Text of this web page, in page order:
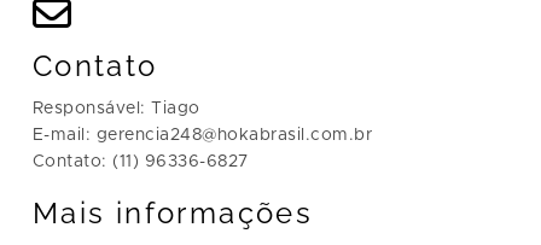
Contato
Responsável: Tiago
E-mail: gerencia248@hokabrasil.com.br
Contato: (11) 96336-6827
Mais informações